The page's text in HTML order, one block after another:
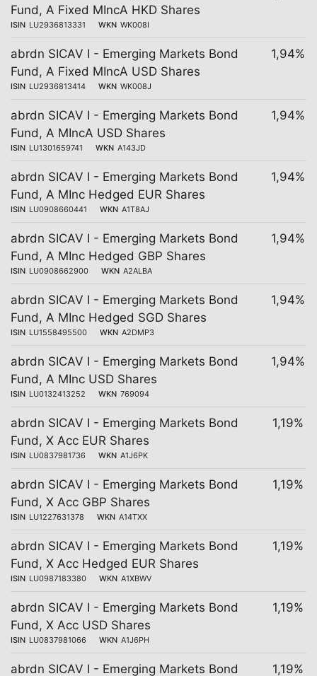
Fund, A Fixed MIncA HKD Shares
ISIN LU2936813331 WKN WK008I
abrdn SICAV I - Emerging Markets Bond
Fund, A Fixed MIncA USD Shares
ISIN LU2936813414 WKN WK008J
1,94%
abrdn SICAV I - Emerging Markets Bond
Fund, A MIncA USD Shares
ISIN LU1301659741 WKN A143JD
1,94%
abrdn SICAV I - Emerging Markets Bond
Fund, A MInc Hedged EUR Shares
ISIN LU0908660441 WKN A1T8AJ
1,94%
abrdn SICAV I - Emerging Markets Bond
Fund, A MInc Hedged GBP Shares
ISIN LU0908662900 WKN A2ALBA
1,94%
abrdn SICAV I - Emerging Markets Bond
Fund, A MInc Hedged SGD Shares
ISIN LU1558495500 WKN A2DMP3
1,94%
abrdn SICAV I - Emerging Markets Bond
Fund, A MInc USD Shares
ISIN LU0132413252 WKN 769094
1,94%
abrdn SICAV I - Emerging Markets Bond
Fund, X Acc EUR Shares
ISIN LU0837981736 WKN A1J6PK
1,19%
abrdn SICAV I - Emerging Markets Bond
Fund, X Acc GBP Shares
ISIN LU1227631378 WKN A14TXX
1,19%
abrdn SICAV I - Emerging Markets Bond
Fund, X Acc Hedged EUR Shares
ISIN LU0987183380 WKN A1XBWV
1,19%
abrdn SICAV I - Emerging Markets Bond
Fund, X Acc USD Shares
ISIN LU0837981066 WKN A1J6PH
1,19%
abrdn SICAV I - Emerging Markets Bond 1,19%